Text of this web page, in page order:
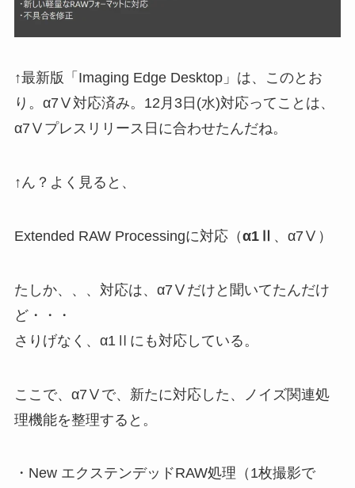
↑最新版「Imaging Edge Desktop」は、このとお
り。α7Ⅴ対応済み。12月3日(水)対応ってことは、
α7Ⅴプレスリリース日に合わせたんだね。
↑ん？よく見ると、
Extended RAW Processingに対応（α1Ⅱ 、α7Ⅴ）
たしか、、、対応は、α7Ⅴだけと聞いてたんだけ
ど・・・
さりげなく、α1Ⅱにも対応している。
ここで、α7Ⅴで、新たに対応した、ノイズ関連処
理機能を整理すると。
・New エクステンデッドRAW処理（1枚撮影で